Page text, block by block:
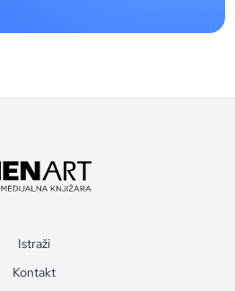
Istraži
Kontakt